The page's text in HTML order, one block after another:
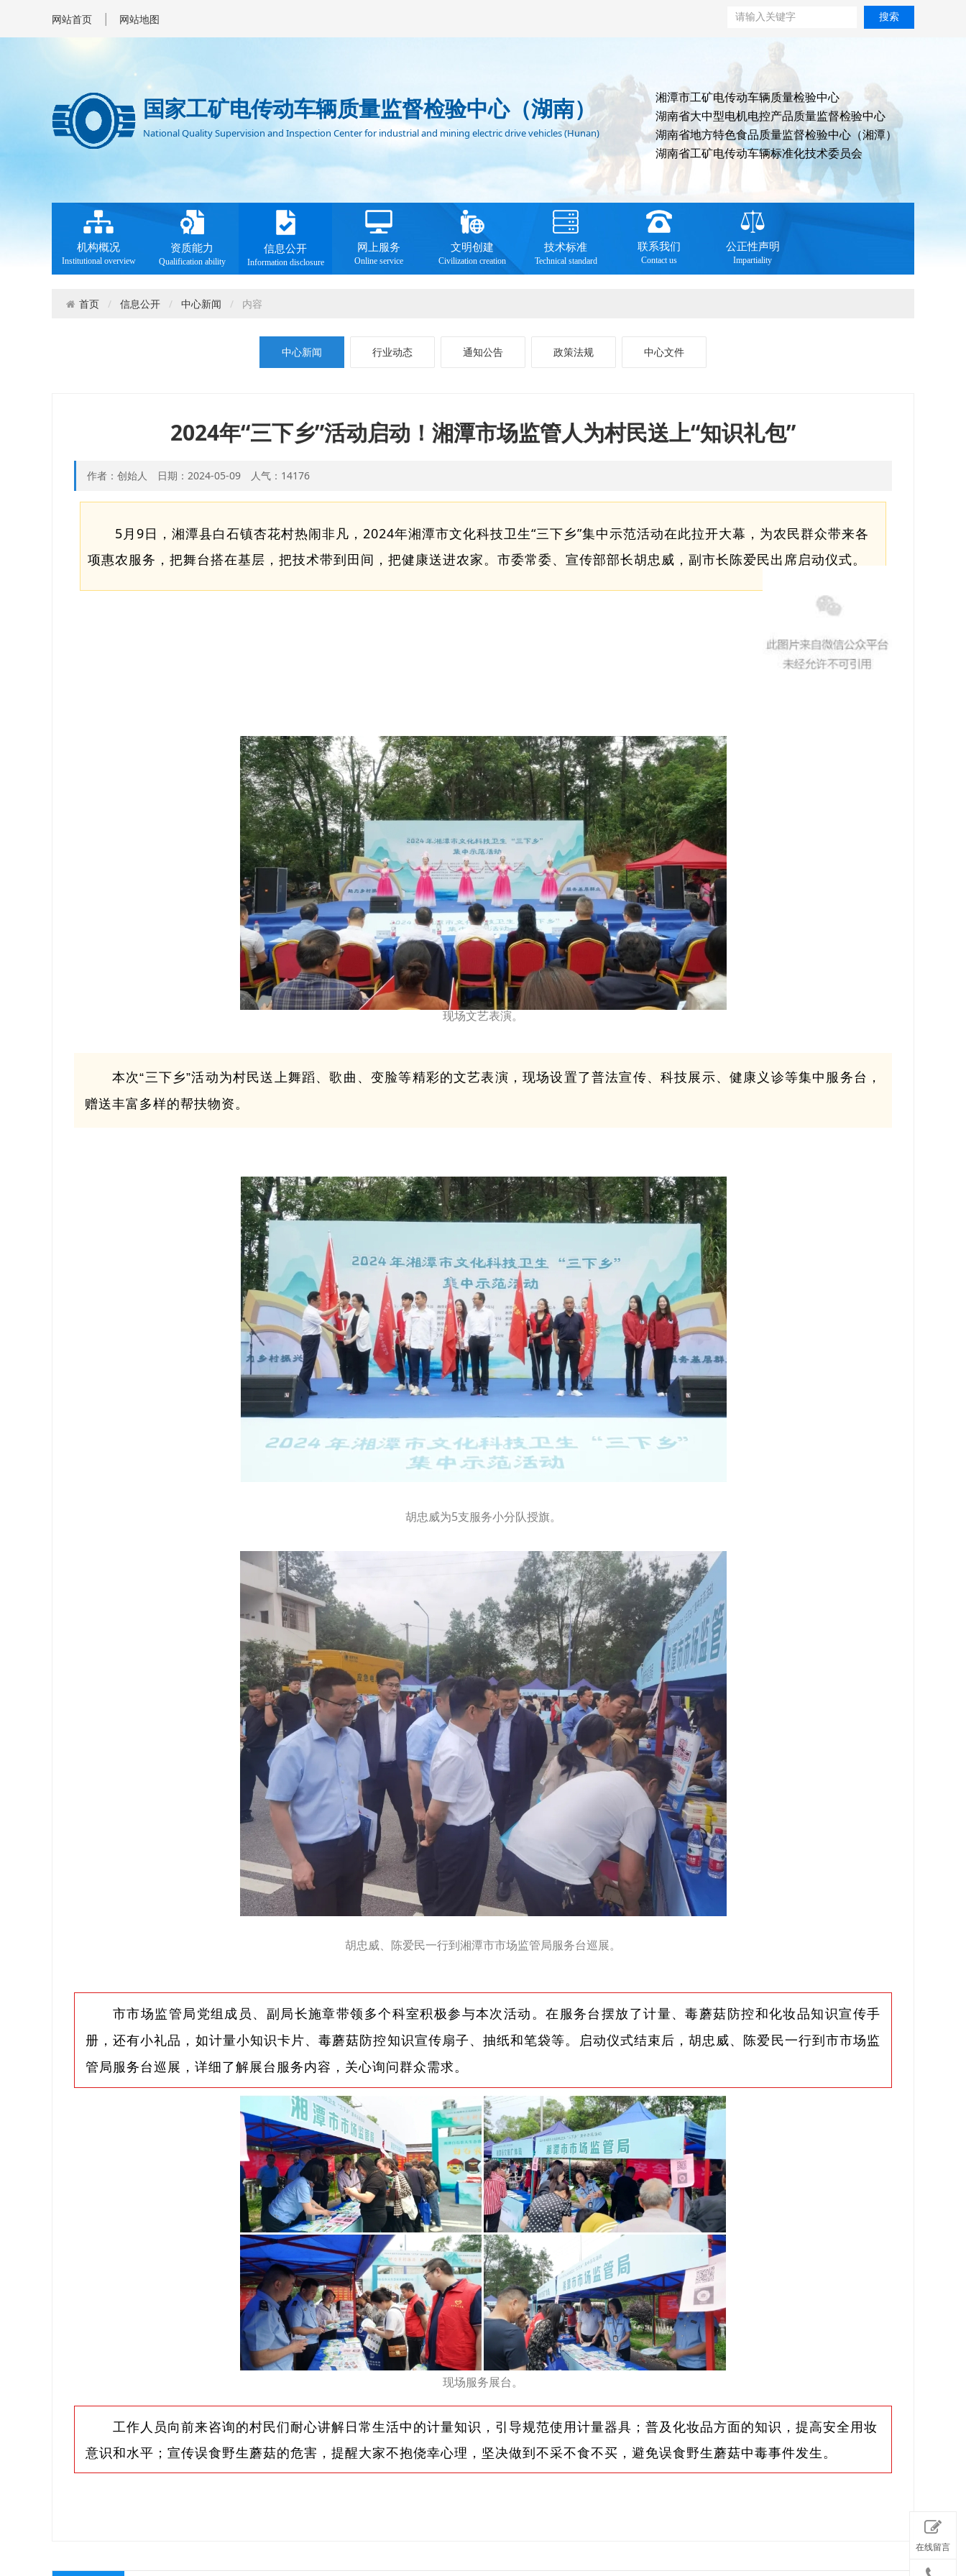
网站首页 | 网站地图 搜索
国家工矿电传动车辆质量监督检验中心（湖南）
National Quality Supervision and Inspection Center for industrial and mining electric drive vehicles (Hunan)
湘潭市工矿电传动车辆质量检验中心
湖南省大中型电机电控产品质量监督检验中心
湖南省地方特色食品质量监督检验中心（湘潭）
湖南省工矿电传动车辆标准化技术委员会
机构概况
Institutional overview
资质能力
Qualification ability
信息公开
Information disclosure
网上服务
Online service
文明创建
Civilization creation
技术标准
Technical standard
联系我们
Contact us
公正性声明
Impartiality
首页 信息公开 中心新闻 内容
中心新闻 行业动态 通知公告 政策法规 中心文件
2024年“三下乡”活动启动！湘潭市场监管人为村民送上“知识礼包”
作者：创始人 日期：2024-05-09 人气：14176
5月9日，湘潭县白石镇杏花村热闹非凡，2024年湘潭市文化科技卫生“三下乡”集中示范活动在此拉开大幕，为农民群众带来各
项惠农服务，把舞台搭在基层，把技术带到田间，把健康送进农家。市委常委、宣传部部长胡忠威，副市长陈爱民出席启动仪式。
现场文艺表演。
本次“三下乡”活动为村民送上舞蹈、歌曲、变脸等精彩的文艺表演，现场设置了普法宣传、科技展示、健康义诊等集中服务台，
赠送丰富多样的帮扶物资。
胡忠威为5支服务小分队授旗。
胡忠威、陈爱民一行到湘潭市市场监管局服务台巡展。
市市场监管局党组成员、副局长施章带领多个科室积极参与本次活动。在服务台摆放了计量、毒蘑菇防控和化妆品知识宣传手
册，还有小礼品，如计量小知识卡片、毒蘑菇防控知识宣传扇子、抽纸和笔袋等。启动仪式结束后，胡忠威、陈爱民一行到市市场监
管局服务台巡展，详细了解展台服务内容，关心询问群众需求。
现场服务展台。
工作人员向前来咨询的村民们耐心讲解日常生活中的计量知识，引导规范使用计量器具；普及化妆品方面的知识，提高安全用妆
意识和水平；宣传误食野生蘑菇的危害，提醒大家不抱侥幸心理，坚决做到不采不食不买，避免误食野生蘑菇中毒事件发生。
在线留言